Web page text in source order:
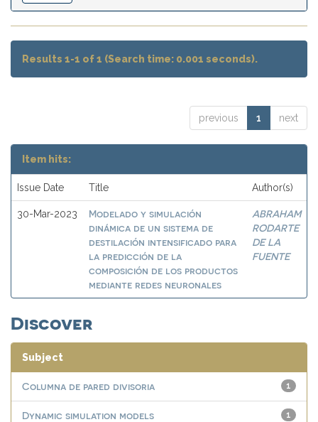
Results 1-1 of 1 (Search time: 0.001 seconds).
previous 1 next
Item hits:
Issue Date Title Author(s)
30-Mar-2023
Modelado y simulación
dinámica de un sistema de
destilación intensificado para
la predicción de la
composición de los productos
mediante redes neuronales
ABRAHAM
RODARTE
DE LA
FUENTE
Discover
Subject
1
Columna de pared divisoria
1
Dynamic simulation models